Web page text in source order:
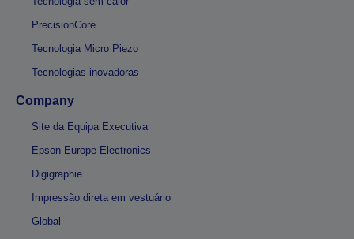
PrecisionCore
Tecnologia Micro Piezo
Tecnologias inovadoras
Company
Site da Equipa Executiva
Epson Europe Electronics
Digigraphie
Impressão direta em vestuário
Global